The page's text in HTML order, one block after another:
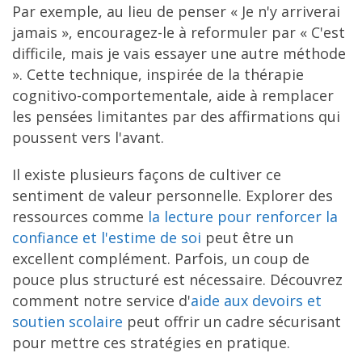
Par exemple, au lieu de penser « Je n'y arriverai
jamais », encouragez-le à reformuler par « C'est
difficile, mais je vais essayer une autre méthode
». Cette technique, inspirée de la thérapie
cognitivo-comportementale, aide à remplacer
les pensées limitantes par des affirmations qui
poussent vers l'avant.
Il existe plusieurs façons de cultiver ce
sentiment de valeur personnelle. Explorer des
ressources comme la lecture pour renforcer la
confiance et l'estime de soi peut être un
excellent complément. Parfois, un coup de
pouce plus structuré est nécessaire. Découvrez
comment notre service d'aide aux devoirs et
soutien scolaire peut offrir un cadre sécurisant
pour mettre ces stratégies en pratique.